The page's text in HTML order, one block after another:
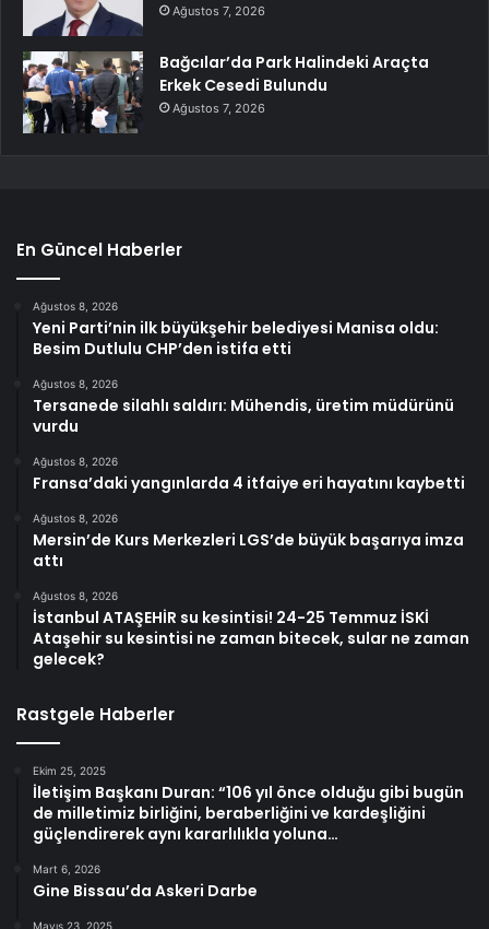
Ağustos 7, 2026
Bağcılar’da Park Halindeki Araçta
Erkek Cesedi Bulundu
Ağustos 7, 2026
En Güncel Haberler
Ağustos 8, 2026
Yeni Parti’nin ilk büyükşehir belediyesi Manisa oldu:
Besim Dutlulu CHP’den istifa etti
Ağustos 8, 2026
Tersanede silahlı saldırı: Mühendis, üretim müdürünü
vurdu
Ağustos 8, 2026
Fransa’daki yangınlarda 4 itfaiye eri hayatını kaybetti
Ağustos 8, 2026
Mersin’de Kurs Merkezleri LGS’de büyük başarıya imza
attı
Ağustos 8, 2026
İstanbul ATAŞEHİR su kesintisi! 24-25 Temmuz İSKİ
Ataşehir su kesintisi ne zaman bitecek, sular ne zaman
gelecek?
Rastgele Haberler
Ekim 25, 2025
İletişim Başkanı Duran: “106 yıl önce olduğu gibi bugün
de milletimiz birliğini, beraberliğini ve kardeşliğini
güçlendirerek aynı kararlılıkla yoluna…
Mart 6, 2026
Gine Bissau’da Askeri Darbe
Mayıs 23, 2025